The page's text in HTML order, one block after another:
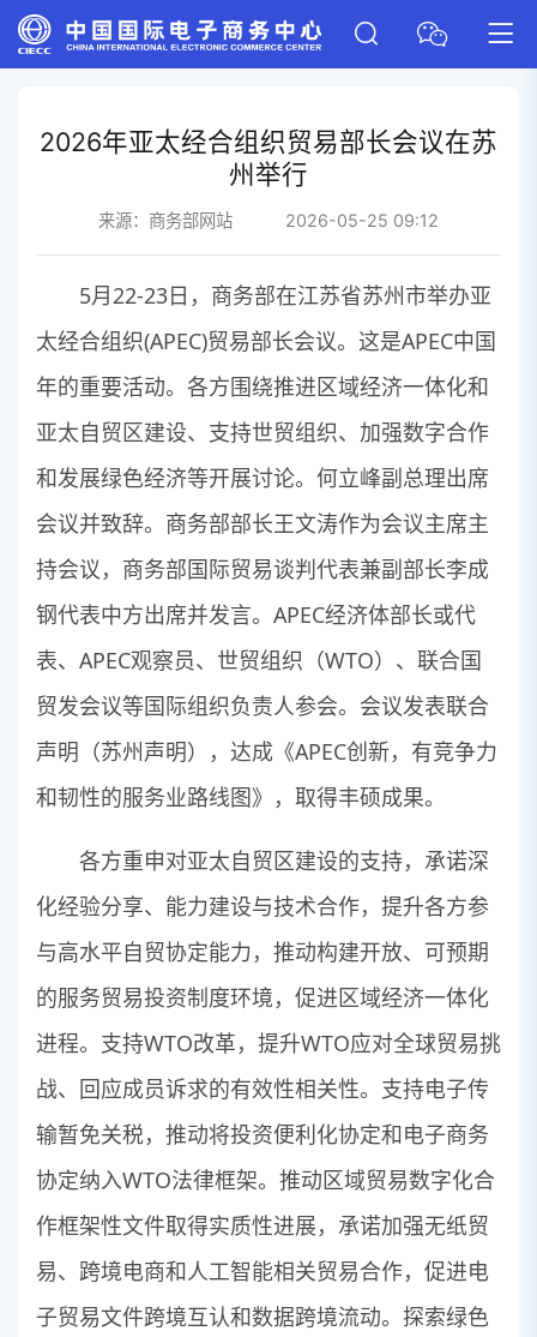
2026年亚太经合组织贸易部长会议在苏
州举行
来源： 商务部网站 2026-05-25 09:12
5月22-23日，商务部在江苏省苏州市举办亚
太经合组织(APEC)贸易部长会议。这是APEC中国
年的重要活动。各方围绕推进区域经济一体化和
亚太自贸区建设、支持世贸组织、加强数字合作
和发展绿色经济等开展讨论。何立峰副总理出席
会议并致辞。商务部部长王文涛作为会议主席主
持会议，商务部国际贸易谈判代表兼副部长李成
钢代表中方出席并发言。APEC经济体部长或代
表、APEC观察员、世贸组织（WTO）、联合国
贸发会议等国际组织负责人参会。会议发表联合
声明（苏州声明），达成《APEC创新，有竞争力
和韧性的服务业路线图》，取得丰硕成果。
各方重申对亚太自贸区建设的支持，承诺深
化经验分享、能力建设与技术合作，提升各方参
与高水平自贸协定能力，推动构建开放、可预期
的服务贸易投资制度环境，促进区域经济一体化
进程。支持WTO改革，提升WTO应对全球贸易挑
战、回应成员诉求的有效性相关性。支持电子传
输暂免关税，推动将投资便利化协定和电子商务
协定纳入WTO法律框架。推动区域贸易数字化合
作框架性文件取得实质性进展，承诺加强无纸贸
易、跨境电商和人工智能相关贸易合作，促进电
子贸易文件跨境互认和数据跨境流动。探索绿色